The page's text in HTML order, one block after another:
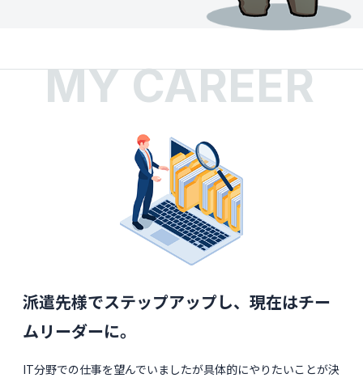
MY CAREER
派遣先様でステップアップし、現在はチー
ムリーダーに。
IT分野での仕事を望んでいましたが具体的にやりたいことが決